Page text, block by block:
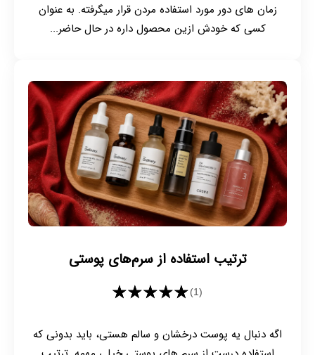
زمان های دور مورد استفاده مردن قرار میگرفته. به عنوان
کسی که خودش ازین محصول داره در حال حاضر...
ترتیب استفاده از سرم‌های پوستی
★★★★★(1)
اگه دنبال یه پوست درخشان و سالم هستی، باید بدونی که